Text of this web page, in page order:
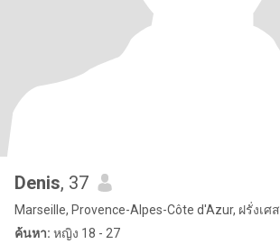
Denis, 37
Marseille, Provence-Alpes-Côte d'Azur, ฝรั่งเศส
ค้นหา: หญิง 18 - 27